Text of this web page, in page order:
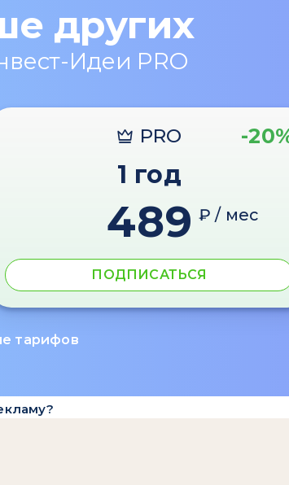
других
Идеи PRO
PRO -
1 год
489 ₽ / мес
ПОДПИСАТЬСЯ
тарифов